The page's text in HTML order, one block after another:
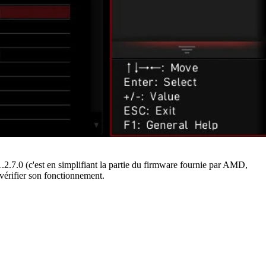
(c'est en simplifiant la partie du firmware fournie par AMD,
son fonctionnement.